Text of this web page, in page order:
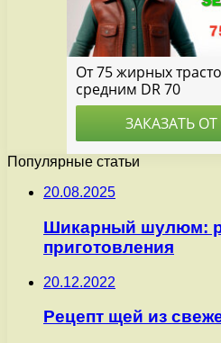
Популярные статьи
20.08.2025
Шикарный шулюм:
приготовления
20.12.2022
Рецепт щей из